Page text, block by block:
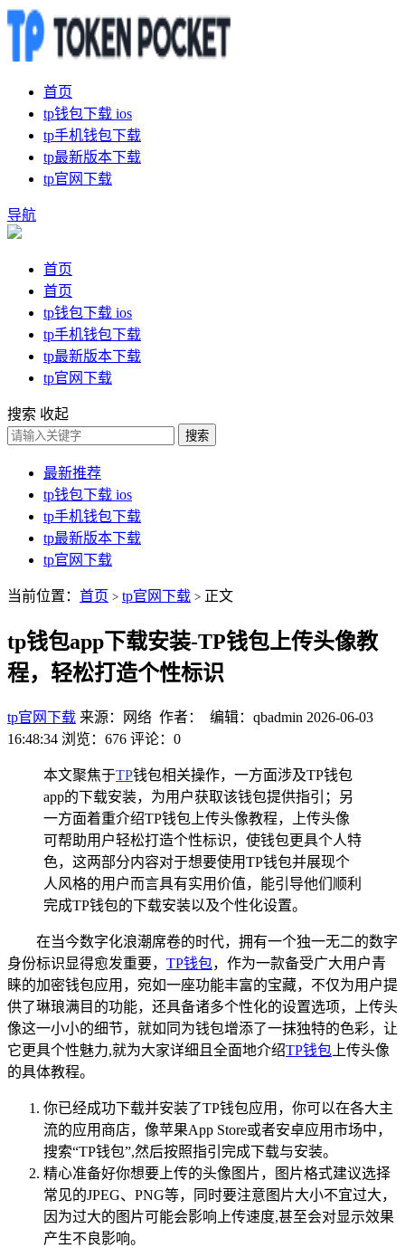
首页
tp钱包下载 ios
tp手机钱包下载
tp最新版本下载
tp官网下载
导航
首页
首页
tp钱包下载 ios
tp手机钱包下载
tp最新版本下载
tp官网下载
搜索 收起
搜索
最新推荐
tp钱包下载 ios
tp手机钱包下载
tp最新版本下载
tp官网下载
当前位置： 首页 > tp官网下载 > 正文
tp钱包app下载安装-TP钱包上传头像教
程，轻松打造个性标识
tp官网下载 来源：网络 作者： 编辑：qbadmin 2026-06-03
16:48:34 浏览：676 评论：0
本文聚焦于TP钱包相关操作，一方面涉及TP钱包
app的下载安装，为用户获取该钱包提供指引；另
一方面着重介绍TP钱包上传头像教程，上传头像
可帮助用户轻松打造个性标识，使钱包更具个人特
色，这两部分内容对于想要使用TP钱包并展现个
人风格的用户而言具有实用价值，能引导他们顺利
完成TP钱包的下载安装以及个性化设置。
在当今数字化浪潮席卷的时代，拥有一个独一无二的数字
身份标识显得愈发重要， TP钱包，作为一款备受广大用户青
睐的加密钱包应用，宛如一座功能丰富的宝藏，不仅为用户提
供了琳琅满目的功能，还具备诸多个性化的设置选项，上传头
像这一小小的细节，就如同为钱包增添了一抹独特的色彩，让
它更具个性魅力,就为大家详细且全面地介绍TP钱包 上传头像
的具体教程。
你已经成功下载并安装了TP钱包应用，你可以在各大主
流的应用商店，像苹果App Store或者安卓应用市场中，
搜索“TP钱包”,然后按照指引完成下载与安装。
精心准备好你想要上传的头像图片，图片格式建议选择
常见的JPEG、PNG等，同时要注意图片大小不宜过大，
因为过大的图片可能会影响上传速度,甚至会对显示效果
产生不良影响。